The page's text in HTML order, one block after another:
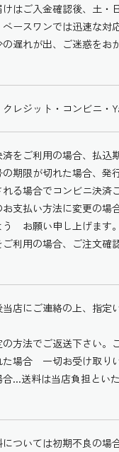
はご入金確認後、土・
ベースワンでは迅速な対
遅れが出、ご迷惑をお
レジット・コンビニ・
をご利用の場合、払込
期限が切れた場合、発
る場合でコンビニ決済
支払い方法に変更の場
う お願い申し上げます。
ご利用の場合、ご注文
店にご連絡の上、指定
の方法でご返送下さい
た場合 一切お受け取り
...送料は当店負担といた
ついては初期不良の場